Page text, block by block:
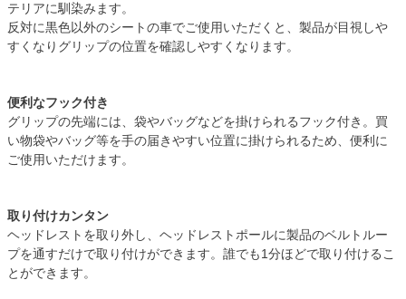
テリアに馴染みます。
反対に黒色以外のシートの車でご使用いただくと、製品が目視しや
すくなりグリップの位置を確認しやすくなります。
便利なフック付き
グリップの先端には、袋やバッグなどを掛けられるフック付き。買
い物袋やバッグ等を手の届きやすい位置に掛けられるため、便利に
ご使用いただけます。
取り付けカンタン
ヘッドレストを取り外し、ヘッドレストポールに製品のベルトルー
プを通すだけで取り付けができます。誰でも1分ほどで取り付けるこ
とができます。